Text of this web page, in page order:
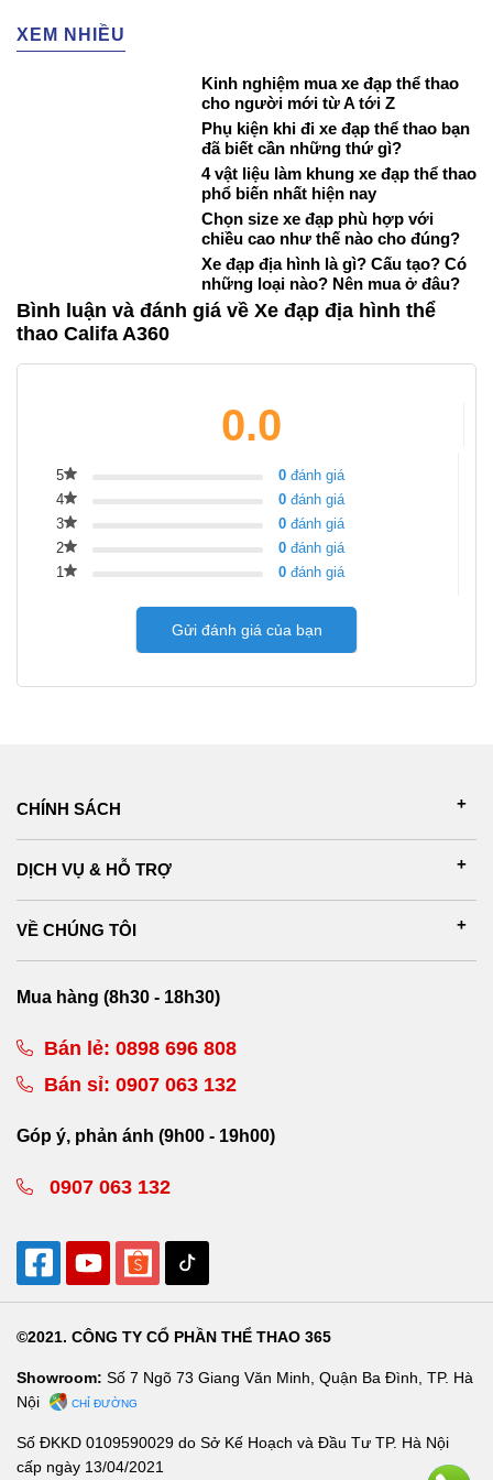
XEM NHIỀU
Kinh nghiệm mua xe đạp thể thao
cho người mới từ A tới Z
Phụ kiện khi đi xe đạp thể thao bạn
đã biết cần những thứ gì?
4 vật liệu làm khung xe đạp thể thao
phổ biến nhất hiện nay
Chọn size xe đạp phù hợp với
chiều cao như thế nào cho đúng?
Xe đạp địa hình là gì? Cấu tạo? Có
những loại nào? Nên mua ở đâu?
Bình luận và đánh giá về Xe đạp địa hình thể
thao Califa A360
0.0
5 0 đánh giá
4
0 đánh giá
3
0 đánh giá
2
0 đánh giá
1
0 đánh giá
Gửi đánh giá của bạn
CHÍNH SÁCH
DỊCH VỤ & HỖ TRỢ
VỀ CHÚNG TÔI
Mua hàng (8h30 - 18h30)
Bán lẻ: 0898 696 808
Bán sỉ: 0907 063 132
Góp ý, phản ánh (9h00 - 19h00)
0907 063 132
©2021. CÔNG TY CỔ PHẦN THỂ THAO 365
Showroom: Số 7 Ngõ 73 Giang Văn Minh, Quận Ba Đình, TP. Hà
Nội
CHỈ ĐƯỜNG
Số ĐKKD 0109590029 do Sở Kế Hoạch và Đầu Tư TP. Hà Nội
cấp ngày 13/04/2021